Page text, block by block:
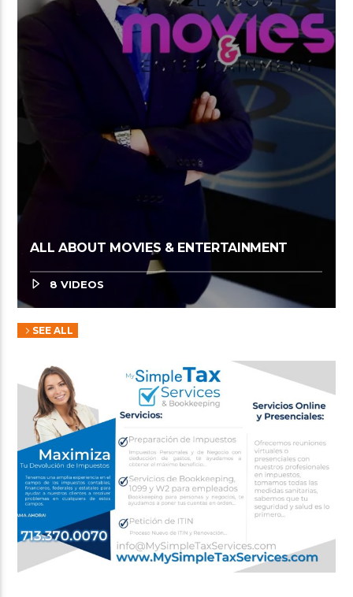
ALL ABOUT MOVIES & ENTERTAINMENT
8 VIDEOS
SEE ALL